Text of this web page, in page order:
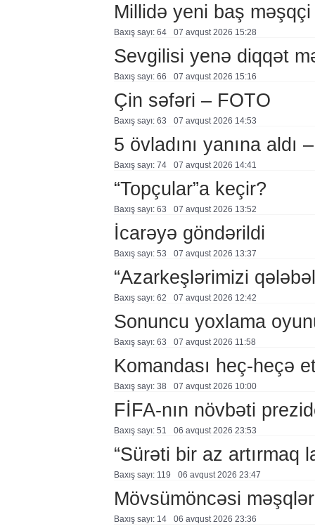
Millidə yeni baş məşqçi
Baxış sayı: 64 07 avqust 2026 15:28
Sevgilisi yenə diqqət
Baxış sayı: 66 07 avqust 2026 15:16
Çin səfəri – FOTO
Baxış sayı: 63 07 avqust 2026 14:53
5 övladını yanına aldı
Baxış sayı: 74 07 avqust 2026 14:41
“Topçular”a keçir?
Baxış sayı: 63 07 avqust 2026 13:52
İcarəyə göndərildi
Baxış sayı: 53 07 avqust 2026 13:37
“Azarkeşlərimizi
Baxış sayı: 62 07 avqust 2026 12:42
Sonuncu yoxlama
Baxış sayı: 63 07 avqust 2026 11:58
Komandası heç-heçə
Baxış sayı: 38 07 avqust 2026 10:00
FİFA-nın növbəti
Baxış sayı: 51 06 avqust 2026 23:53
“Sürəti bir az artırmaq
Baxış sayı: 119 06 avqust 2026 23:47
Mövsümöncəsi
Baxış sayı: 14 06 avqust 2026 23:36